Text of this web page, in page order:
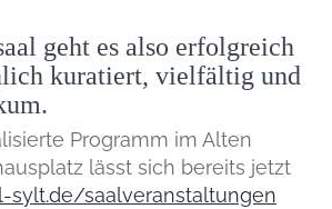
geht es also erfolgreich
kuratiert, vielfältig und
Programm im Alten
lässt sich bereits jetzt
sylt.de/saalveranstaltungen